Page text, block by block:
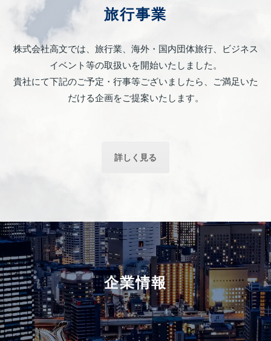
旅行事業
株式会社高文では、旅行業、海外・国内団体旅行、ビジネス
イベント等の取扱いを開始いたしました。
貴社にて下記のご予定・行事等ございましたら、ご満足いた
だける企画をご提案いたします。
詳しく見る
企業情報